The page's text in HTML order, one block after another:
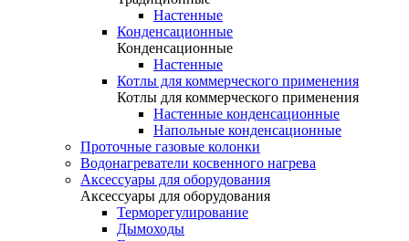
Настенные
Конденсационные
Конденсационные
Настенные
Котлы для коммерческого применения
Котлы для коммерческого применения
Настенные конденсационные
Напольные конденсационные
Проточные газовые колонки
Водонагреватели косвенного нагрева
Аксессуары для оборудования
Аксессуары для оборудования
Терморегулирование
Дымоходы